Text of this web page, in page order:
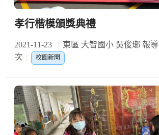
孝行楷模頒獎典禮
2021-11-23 東區 大智國小 吳俊瑯 報導
次
校園新聞